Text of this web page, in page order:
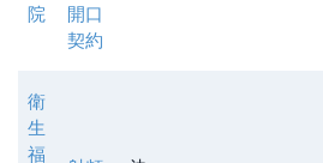
院
開口
契約
衛
生
福